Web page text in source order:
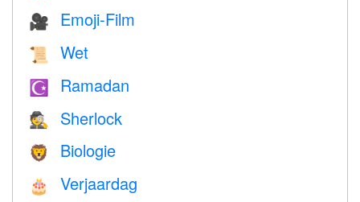
🎥 Emoji-Film
📜 Wet
☪️ Ramadan
🕵️ Sherlock
🦁 Biologie
🎂 Verjaardag